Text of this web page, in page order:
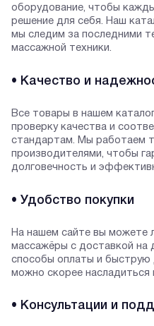
оборудование, чтобы
решение для себя. Наш
мы следим за последними
массажной техники.
• Качество и
Все товары в нашем
проверку качества и
стандартам. Мы работаем
производителями, чтобы
долговечность и
• Удобство покупки
На нашем сайте вы можете
массажёры с доставкой на
способы оплаты и быструю
можно скорее насладиться
• Консультации и